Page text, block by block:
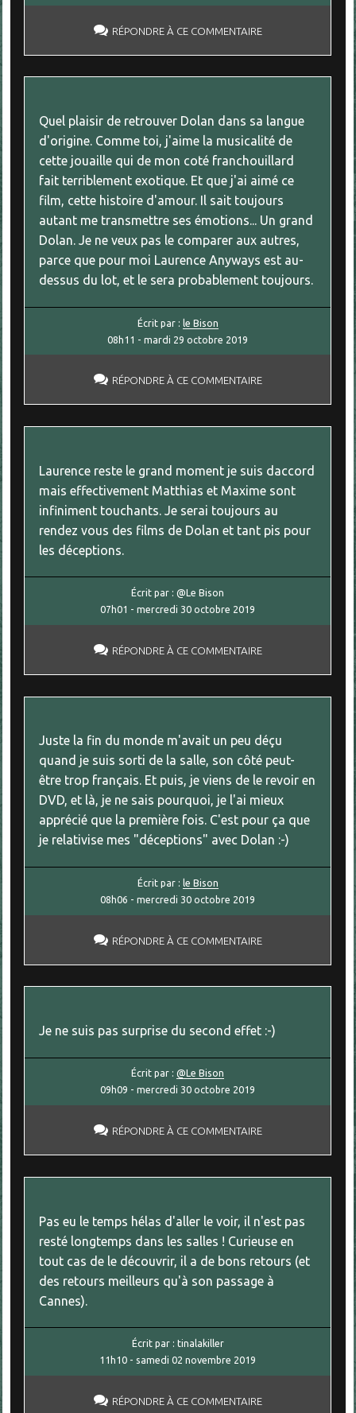
RÉPONDRE À CE COMMENTAIRE
Quel plaisir de retrouver Dolan dans sa langue
d'origine. Comme toi, j'aime la musicalité de
cette jouaille qui de mon coté franchouillard
fait terriblement exotique. Et que j'ai aimé ce
film, cette histoire d'amour. Il sait toujours
autant me transmettre ses émotions... Un grand
Dolan. Je ne veux pas le comparer aux autres,
parce que pour moi Laurence Anyways est au-
dessus du lot, et le sera probablement toujours.
Écrit par : le Bison
08h11 -mardi 29 octobre 2019
RÉPONDRE À CE COMMENTAIRE
Laurence reste le grand moment je suis daccord
mais effectivement Matthias et Maxime sont
infiniment touchants. Je serai toujours au
rendez vous des films de Dolan et tant pis pour
les déceptions.
Écrit par :@Le Bison
07h01 -mercredi 30 octobre 2019
RÉPONDRE À CE COMMENTAIRE
Juste la fin du monde m'avait un peu déçu
quand je suis sorti de la salle, son côté peut-
être trop français. Et puis, je viens de le revoir en
DVD, et là, je ne sais pourquoi, je l'ai mieux
apprécié que la première fois. C'est pour ça que
je relativise mes "déceptions" avec Dolan :-)
Écrit par : le Bison
08h06 -mercredi 30 octobre 2019
RÉPONDRE À CE COMMENTAIRE
Je ne suis pas surprise du second effet :-)
Écrit par :@Le Bison
09h09 -mercredi 30 octobre 2019
RÉPONDRE À CE COMMENTAIRE
Pas eu le temps hélas d'aller le voir, il n'est pas
resté longtemps dans les salles ! Curieuse en
tout cas de le découvrir, il a de bons retours (et
des retours meilleurs qu'à son passage à
Cannes).
Écrit par : tinalakiller
11h10 - samedi 02 novembre 2019
RÉPONDRE À CE COMMENTAIRE